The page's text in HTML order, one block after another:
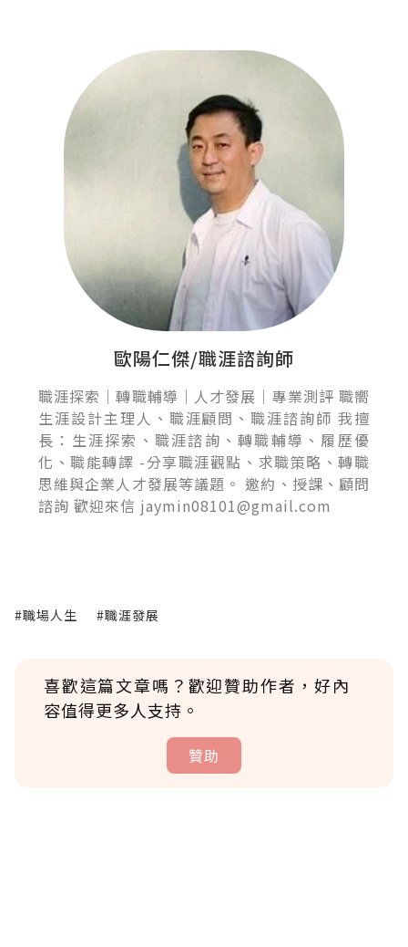
歐陽仁傑/職涯諮詢師
職涯探索｜轉職輔導｜人才發展｜專業測評 職嚮
生涯設計主理人、職涯顧問、職涯諮詢師 我擅
長：生涯探索、職涯諮詢、轉職輔導、履歷優
化、職能轉譯 -分享職涯觀點、求職策略、轉職
思維與企業人才發展等議題。 邀約、授課、顧問
諮詢 歡迎來信 jaymin08101@gmail.com
#職場人生 #職涯發展
喜歡這篇文章嗎？歡迎贊助作者，好內
容值得更多人支持。
贊助